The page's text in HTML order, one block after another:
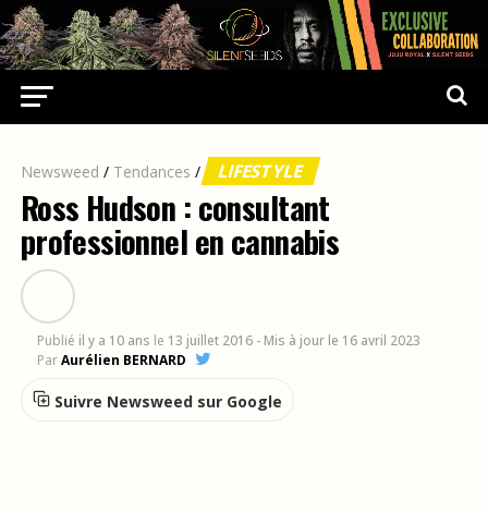
Newsweed / Tendances / LIFESTYLE
Ross Hudson : consultant
professionnel en cannabis
Publié il y a 10 ans le 13 juillet 2016 - Mis à jour le 16 avril 2023
ParAurélien BERNARD
Suivre Newsweed sur Google